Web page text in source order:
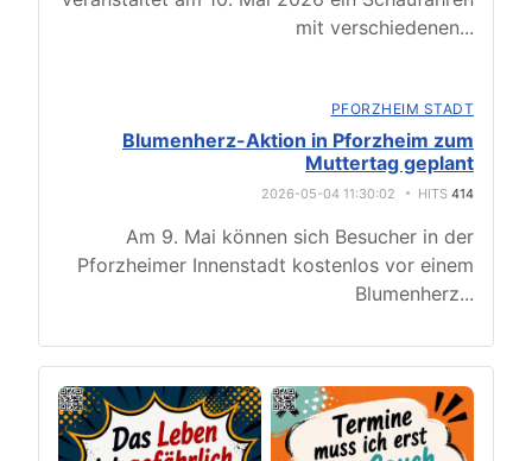
mit verschiedenen...
PFORZHEIM STADT
Blumenherz-Aktion in Pforzheim zum
Muttertag geplant
2026-05-04 11:30:02 HITS 414
Am 9. Mai können sich Besucher in der
Pforzheimer Innenstadt kostenlos vor einem
Blumenherz...